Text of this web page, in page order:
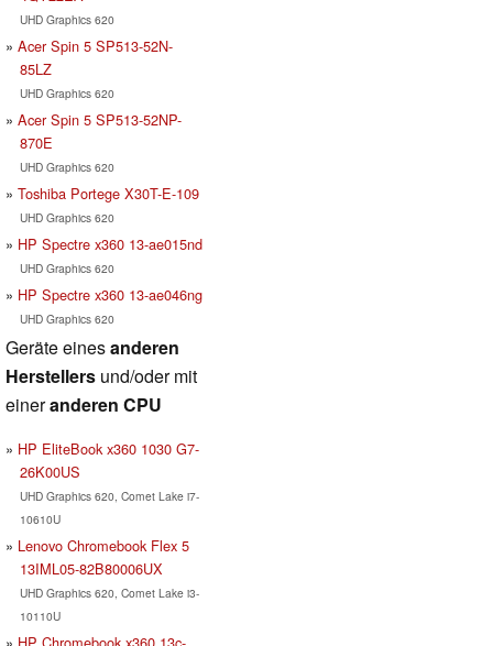
UHD Graphics 620
Acer Spin 5 SP513-52N-
85LZ
UHD Graphics 620
Acer Spin 5 SP513-52NP-
870E
UHD Graphics 620
Toshiba Portege X30T-E-109
UHD Graphics 620
HP Spectre x360 13-ae015nd
UHD Graphics 620
HP Spectre x360 13-ae046ng
UHD Graphics 620
Geräte einesanderen
Herstellers und/oder mit
eineranderen CPU
HP EliteBook x360 1030 G7-
26K00US
UHD Graphics 620, Comet Lake i7-
10610U
Lenovo Chromebook Flex 5
13IML05-82B80006UX
UHD Graphics 620, Comet Lake i3-
10110U